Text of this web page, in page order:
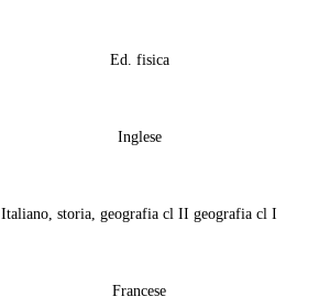
Ed. fisica
Inglese
Italiano, storia, geografia cl II geografia cl I
Francese